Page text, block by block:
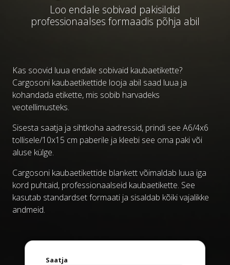
Loo endale sobivad pakisildid
professionaalses formaadis põhja abil
Kas soovid luua endale sobivaid kaubaetikette?
Cargosoni kaubaetikettide looja abil saad luua ja
kohandada etikette, mis sobib harvadeks
veotellimusteks.
Sisesta saatja ja sihtkoha aadressid, prindi see A6/4x6
tollisele/10x15 cm paberile ja kleebi see oma paki või
aluse külge.
Cargosoni kaubaetikettide blankett võimaldab luua iga
kord puhtaid, professionaalseid kaubaetikette. See
kasutab standardset formaati ja sisaldab kõiki vajalikke
andmeid.
Saatja